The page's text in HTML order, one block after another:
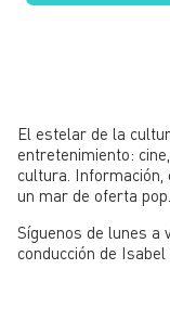
El estelar de la
entretenimiento:
cultura. Información,
un mar de oferta pop.
Síguenos de lunes a
conducción de Isabel